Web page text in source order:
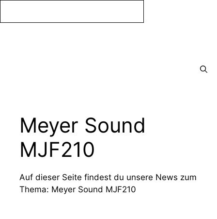
Meyer Sound
MJF210
Auf dieser Seite findest du unsere News zum
Thema: Meyer Sound MJF210